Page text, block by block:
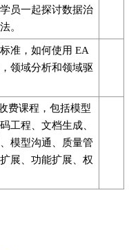
员一起探讨数据治
。
准，如何使用 EA
领域分析和领域驱
费课程，包括模型
工程、文档生成、
模型沟通、质量管
展、功能扩展、权